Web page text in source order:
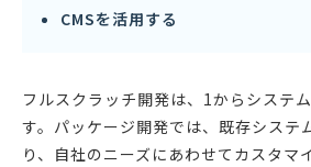
CMSを活用する
フルスクラッチ開発は、1からシステ
す。パッケージ開発では、既存システ
り、自社のニーズにあわせてカスタマ